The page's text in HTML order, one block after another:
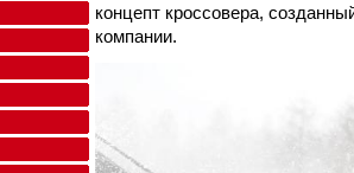
концепт кроссовера,
компании.